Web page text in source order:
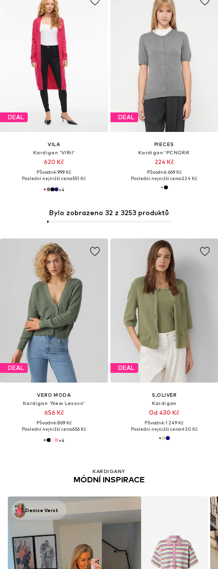
DEAL
VILA
Kardigan 'VIRil'
620 Kč
Původně: 999 Kč
Poslední nejnižší cena:551 Kč
+4
DEAL
PIECES
Kardigan 'PCNORA'
224 Kč
Původně: 669 Kč
Poslední nejnižší cena:224 Kč
DEAL
VERO MODA
Kardigan 'New Lexsun'
656 Kč
Původně: 869 Kč
Poslední nejnižší cena:656 Kč
+4
Bylo zobrazeno 32 z 3253 produktů
DEAL
S.OLIVER
Kardigan
Od 430 Kč
Původně: 1 249 Kč
Poslední nejnižší cena:430 Kč
KARDIGANY
MÓDNÍ INSPIRACE
Denise Verst